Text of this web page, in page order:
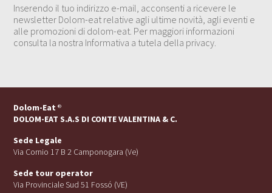
Inserendo il tuo indirizzo e-mail, acconsenti a ricevere le
newsletter Dolom-eat relative agli ultime novità, agli eventi e
alle promozioni di dolom-eat. Per maggiori informazioni
consulta la nostra Informativa a tutela della privacy.
Dolom-Eat ®
DOLOM-EAT S.A.S DI CONTE VALENTINA & C.
Sede Legale
Via Cornio 17 B 2 Camponogara (Ve)
Sede tour operator
Via Provinciale Sud 51 Fossó (VE)